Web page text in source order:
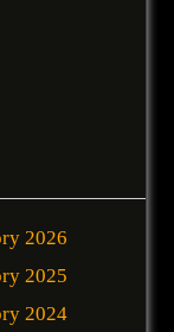
2026
2025
2024